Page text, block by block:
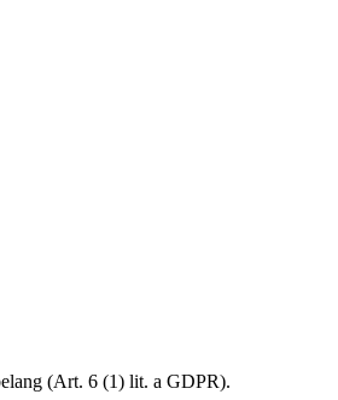
(Art. 6 (1) lit. a GDPR).